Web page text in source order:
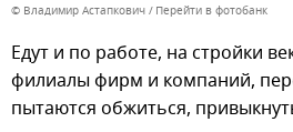
© Владимир Астапкович Перейти в фотобанк
Едут и по работе, на стройки
филиалы фирм и компаний,
пытаются обжиться,